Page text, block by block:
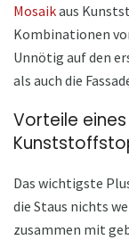
Mosaikaus
Kombinationen
Unnötig auf den
als auch die
Vorteile
Das wichtigste
die Staus nichts
zusammen mit